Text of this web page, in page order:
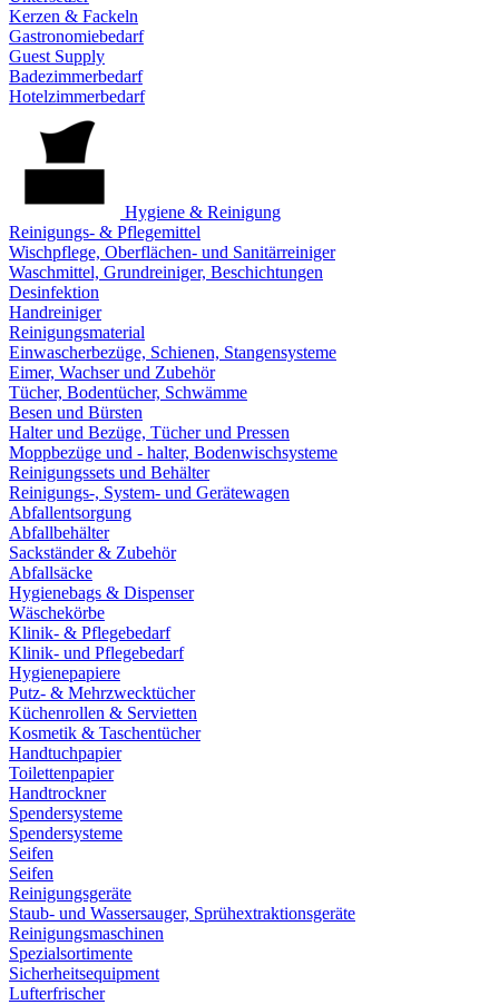
Kerzen & Fackeln
Gastronomiebedarf
Guest Supply
Badezimmerbedarf
Hotelzimmerbedarf
Hygiene & Reinigung
Reinigungs- & Pflegemittel
Wischpflege, Oberflächen- und Sanitärreiniger
Waschmittel, Grundreiniger, Beschichtungen
Desinfektion
Handreiniger
Reinigungsmaterial
Einwascherbezüge, Schienen, Stangensysteme
Eimer, Wachser und Zubehör
Tücher, Bodentücher, Schwämme
Besen und Bürsten
Halter und Bezüge, Tücher und Pressen
Moppbezüge und - halter, Bodenwischsysteme
Reinigungssets und Behälter
Reinigungs-, System- und Gerätewagen
Abfallentsorgung
Abfallbehälter
Sackständer & Zubehör
Abfallsäcke
Hygienebags & Dispenser
Wäschekörbe
Klinik- & Pflegebedarf
Klinik- und Pflegebedarf
Hygienepapiere
Putz- & Mehrzwecktücher
Küchenrollen & Servietten
Kosmetik & Taschentücher
Handtuchpapier
Toilettenpapier
Handtrockner
Spendersysteme
Spendersysteme
Seifen
Seifen
Reinigungsgeräte
Staub- und Wassersauger, Sprühextraktionsgeräte
Reinigungsmaschinen
Spezialsortimente
Sicherheitsequipment
Lufterfrischer